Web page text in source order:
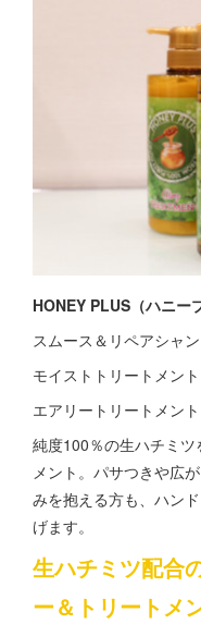
HONEY PLUS（ハニー
スムース＆リペアシャ
モイストトリートメン
エアリートリートメン
純度100％の生ハチミ
メント。パサつきや広
みを抱える方も、ハン
げます。
生ハチミツ配合
ー＆トリートメ